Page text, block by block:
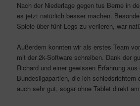
Nach der Niederlage gegen tus Berne in
es jetzt natürlich besser machen.
Spiele über fünf Legs zu verlieren, war
Außerdem konnten wir als erstes Team
mit der 2k-Software schreiben. Dank der
Richard und einer gewissen Erfahrung aus
Bundesligapartien, die ich schiedsrichtern
auch sehr gut, sogar ohne Tablet direkt